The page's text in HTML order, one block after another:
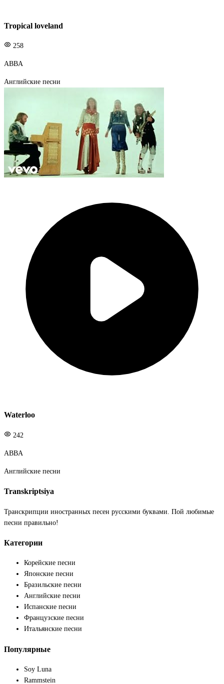
Tropical loveland
258
ABBA
Английские песни
Waterloo
242
ABBA
Английские песни
Transkriptsiya
Транскрипции иностранных песен русскими буквами. Пой любимые
песни правильно!
Категории
Корейские песни
Японские песни
Бразильские песни
Английские песни
Испанские песни
Французские песни
Итальянские песни
Популярные
Soy Luna
Rammstein